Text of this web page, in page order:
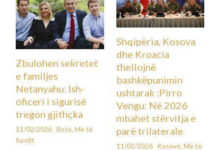
Zbulohen sekretet
e familjes
Netanyahu: Ish-
oficeri i sigurisë
tregon gjithçka
11/02/2026 Botë,Më të
fundit
Shqipëria, Kosova
dhe Kroacia
thellojnë
bashkëpunimin
ushtarak ;Pirro
Vengu: Në 2026
mbahet stërvitja e
parë trilaterale
11/02/2026 Kosovë, Më të